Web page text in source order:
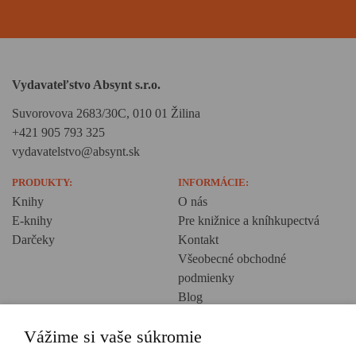
Vydavateľstvo Absynt s.r.o.
Suvorovova 2683/30C, 010 01 Žilina
+421 905 793 325
vydavatelstvo@absynt.sk
PRODUKTY:
Knihy
E-knihy
Darčeky
INFORMÁCIE:
O nás
Pre knižnice a kníhkupectvá
Kontakt
Všeobecné obchodné
podmienky
Blog
Creative Europe
Vážime si vaše súkromie